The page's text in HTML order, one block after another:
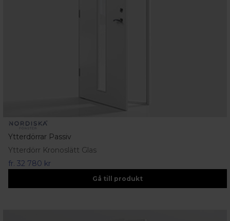
Ytterdörrar Passiv
Ytterdörr Kronoslätt Glas
fr. 32 780 kr
Gå till produkt